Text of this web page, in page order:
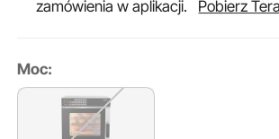
zamówienia w aplikacji.
Pobierz
Moc: